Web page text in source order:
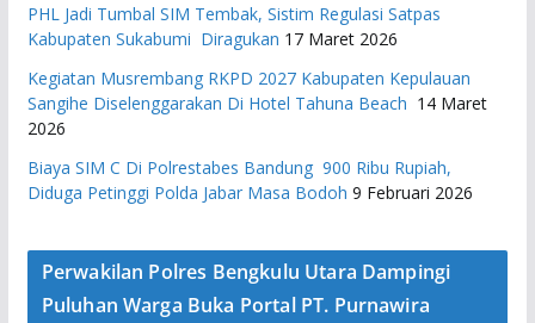
PHL Jadi Tumbal SIM Tembak, Sistim Regulasi Satpas
Kabupaten Sukabumi Diragukan 17 Maret 2026
Kegiatan Musrembang RKPD 2027 ​Kabupaten Kepulauan
Sangihe Diselenggarakan Di Hotel Tahuna Beach 14 Maret
2026
Biaya SIM C Di Polrestabes Bandung 900 Ribu Rupiah,
Diduga Petinggi Polda Jabar Masa Bodoh 9 Februari 2026
Perwakilan Polres Bengkulu Utara Dampingi
Puluhan Warga Buka Portal PT. Purnawira